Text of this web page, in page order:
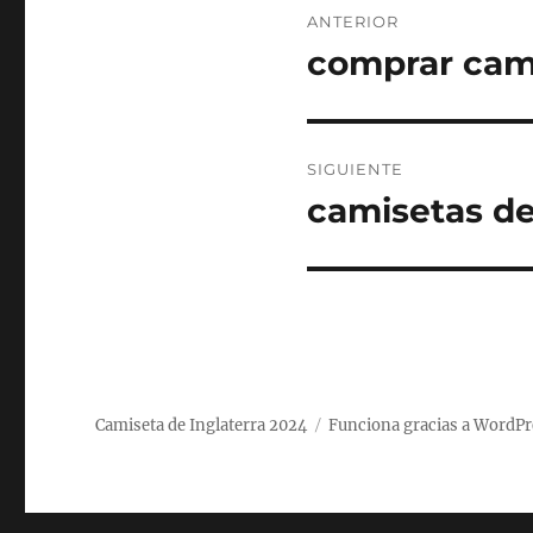
de
ANTERIOR
Entrada
comprar
SIGUIENTE
Entrada
camisetas
Camiseta de Inglaterra 2024 Funciona gracias a